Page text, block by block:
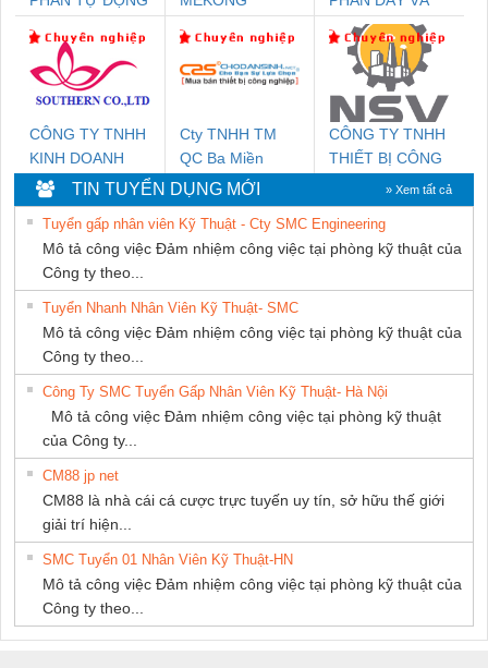
SUPPLY
CÁP ĐIỆN
THƯỢNG ĐÌNH
CÔNG TY TNHH
KINH DOANH
DỊCH VỤ XNK
PHƯƠNG NAM
Cty TNHH TM
QC Ba Miền
CÔNG TY TNHH
THIẾT BỊ CÔNG
NGHIỆP NIHON
SETSUBI VIỆT
NAM
TIN TUYỂN DỤNG MỚI » Xem tất cả
Tuyển gấp nhân viên Kỹ Thuật - Cty SMC Engineering
Mô tả công việc Đảm nhiệm công việc tại phòng kỹ thuật của
Công ty theo...
Tuyển Nhanh Nhân Viên Kỹ Thuật- SMC
Mô tả công việc Đảm nhiệm công việc tại phòng kỹ thuật của
Công ty theo...
Công Ty SMC Tuyển Gấp Nhân Viên Kỹ Thuật- Hà Nội
Mô tả công việc Đảm nhiệm công việc tại phòng kỹ thuật
của Công ty...
CM88 jp net
CM88 là nhà cái cá cược trực tuyến uy tín, sở hữu thế giới
giải trí hiện...
SMC Tuyển 01 Nhân Viên Kỹ Thuật-HN
Mô tả công việc Đảm nhiệm công việc tại phòng kỹ thuật của
Công ty theo...